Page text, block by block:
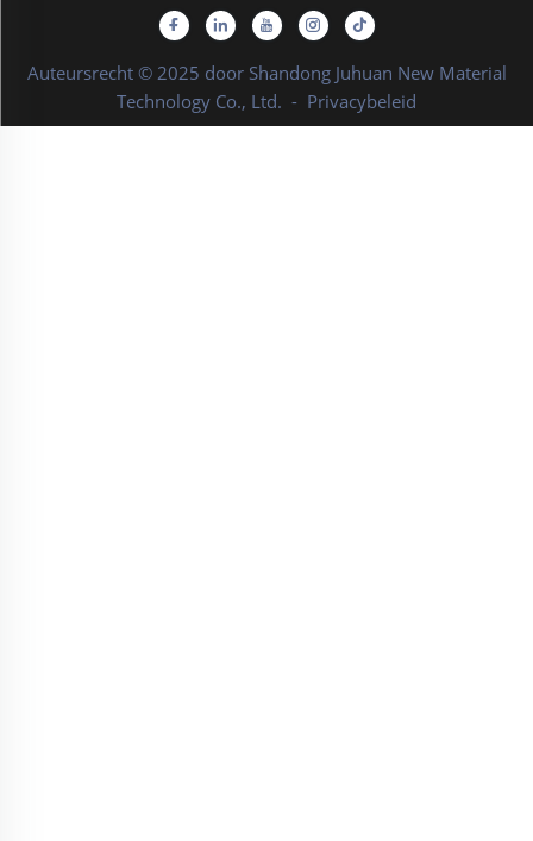
Auteursrecht © 2025 door Shandong Juhuan New Material
Technology Co., Ltd. - Privacybeleid